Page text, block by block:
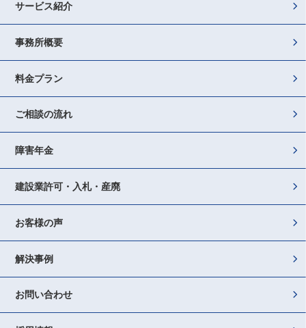
サービス紹介
事務所概要
料金プラン
ご相談の流れ
障害年金
建設業許可・入札・産廃
お客様の声
解決事例
お問い合わせ